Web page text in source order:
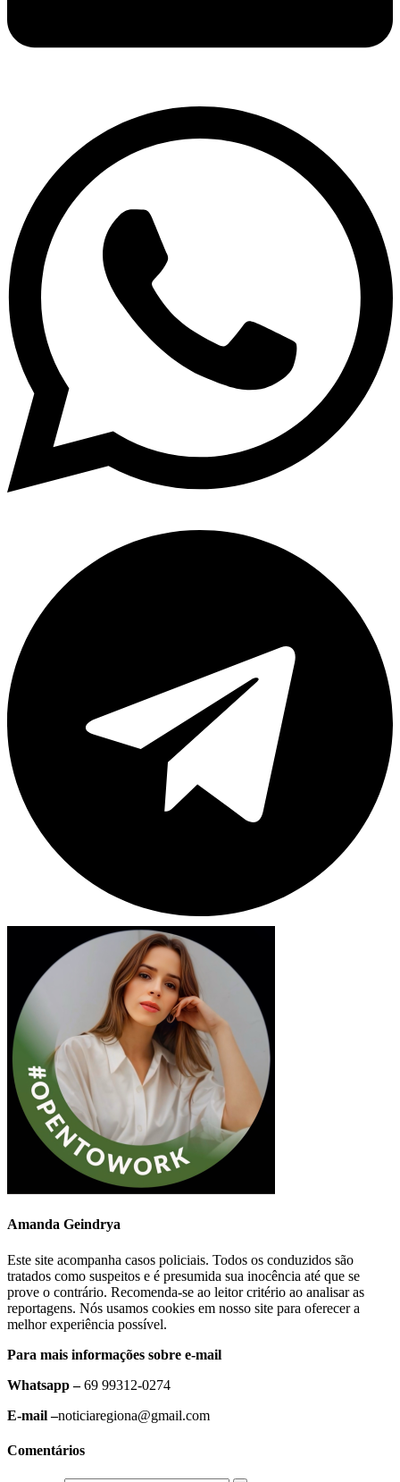
Amanda Geindrya
Este site acompanha casos policiais. Todos os conduzidos são
tratados como suspeitos e é presumida sua inocência até que se
prove o contrário. Recomenda-se ao leitor critério ao analisar as
reportagens. Nós usamos cookies em nosso site para oferecer a
melhor experiência possível.
Para mais informações sobre e-mail
Whatsapp –69 99312-0274
E-mail –noticiaregiona@gmail.com
Comentários